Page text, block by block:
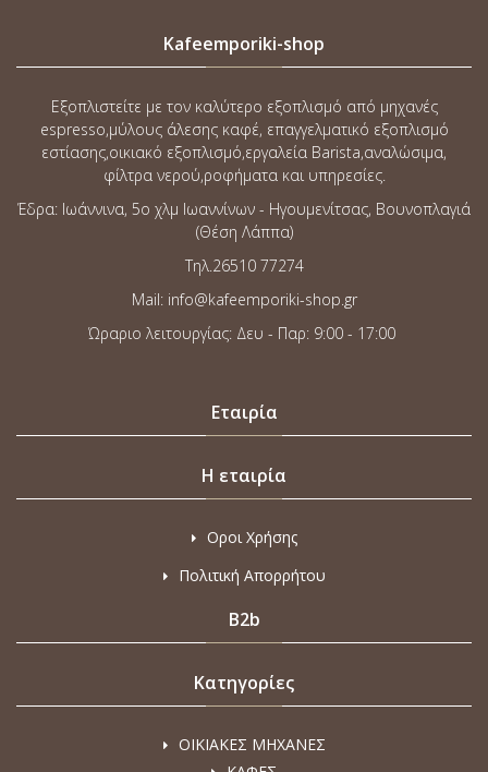
Kafeemporiki-shop
Εξοπλιστείτε με τον καλύτερο εξοπλισμό από μηχανές
espresso,μύλους άλεσης καφέ, επαγγελματικό εξοπλισμό
εστίασης,οικιακό εξοπλισμό,εργαλεία Barista,αναλώσιμα,
φίλτρα νερού,ροφήματα και υπηρεσίες.
Έδρα: Ιωάννινα, 5o χλμ Ιωαννίνων - Ηγουμενίτσας, Βουνοπλαγιά
(Θέση Λάππα)
Τηλ.26510 77274
Mail: info@kafeemporiki-shop.gr
Ώραριο λειτουργίας: Δευ - Παρ: 9:00 - 17:00
Εταιρία
Η εταιρία
Οροι Χρήσης
Πολιτική Απορρήτου
B2b
Κατηγορίες
ΟΙΚΙΑΚΕΣ ΜΗΧΑΝΕΣ